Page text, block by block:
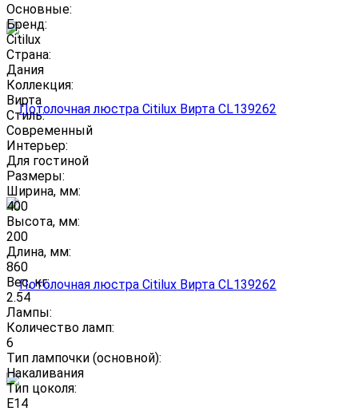
Основные:
Бренд:
Citilux
Страна:
Дания
Коллекция:
Вирта
Стиль:
Современный
Интерьер:
Для гостиной
Размеры:
Ширина, мм:
400
Высота, мм:
200
Длина, мм:
860
Вес, кг:
2.54
Лампы:
Количество ламп:
6
Тип лампочки (основной):
Накаливания
Тип цоколя:
E14